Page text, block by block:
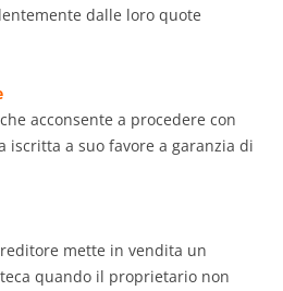
dalle loro quote
acconsente a procedere con
iscritta a suo favore a garanzia di
mette in vendita un
quando il proprietario non